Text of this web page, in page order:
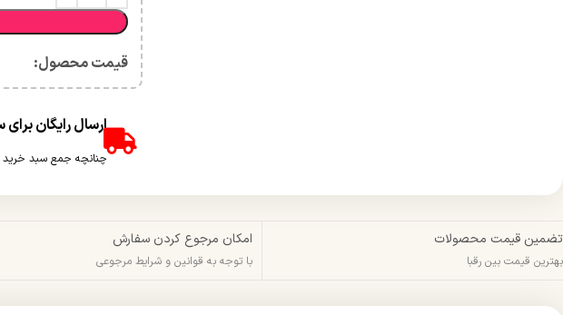
قیمت محصول:​
ارسال رایگان برای سفارش های
چنانچه جمع سبد خرید شما بالای 2 میلیون و 500 هزار تومان شود هزینه پست برای
تضمین قیمت محصولات
بهترین قیمت بین رقبا
امکان مرجوع کردن سفارش
با توجه به قوانین و شرایط مرجوعی